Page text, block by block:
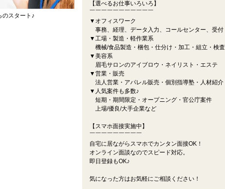
のスタート♪
【選べるお仕事いろいろ】
￣￣￣￣￣￣￣￣￣￣￣
▼オフィスワーク
事務、経理、データ入力、コールセンター、受付
▼工場・製造・軽作業系
機械/食品製造・梱包・仕分け・加工・組立・検査
▼美容系
眉毛サロンのアイブロウ・ネイリスト・エステ
▼営業・販売
法人営業・アパレル販売・個別指導塾・人材紹介
▼人気案件も多数♪
短期・期間限定・オープニング・官公庁案件
上場/優良/大手企業など
【スマホ面接実施中】
￣￣￣￣￣￣￣￣￣
自宅に居ながらスマホでカンタン面接OK！
オンライン面談なのでスピード対応。
即日登録もOK♪
気になった方はお気軽にご相談ください！